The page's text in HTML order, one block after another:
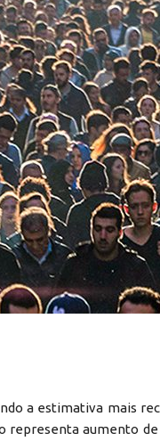
a estimativa mais
representa aumento